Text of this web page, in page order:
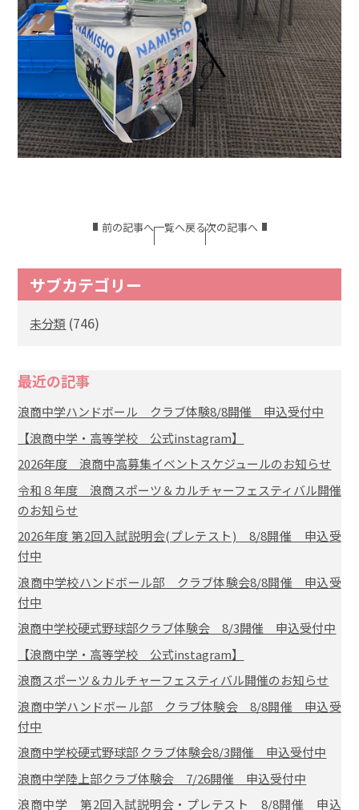
前の記事へ一覧へ戻る次の記事へ
サブカテゴリー
未分類 (746)
最近の記事
浪商中学ハンドボール クラブ体験8/8開催 申込受付中
【浪商中学・高等学校 公式instagram】
2026年度 浪商中高募集イベントスケジュールのお知らせ
令和８年度 浪商スポーツ＆カルチャーフェスティバル開催
のお知らせ
2026年度 第2回入試説明会(プレテスト) 8/8開催 申込受
付中
浪商中学校ハンドボール部 クラブ体験会8/8開催 申込受
付中
浪商中学校硬式野球部クラブ体験会 8/3開催 申込受付中
【浪商中学・高等学校 公式instagram】
浪商スポーツ＆カルチャーフェスティバル開催のお知らせ
浪商中学ハンドボール部 クラブ体験会 8/8開催 申込受
付中
浪商中学校硬式野球部 クラブ体験会8/3開催 申込受付中
浪商中学陸上部クラブ体験会 7/26開催 申込受付中
浪商中学 第2回入試説明会・プレテスト 8/8開催 申込